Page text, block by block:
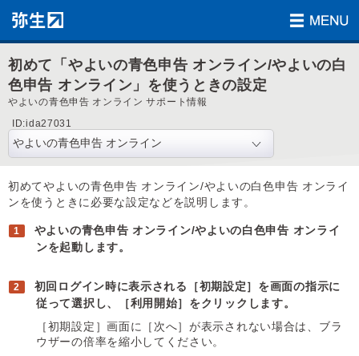
初めて「やよいの青色申告 オンライン/やよいの白
色申告 オンライン」を使うときの設定
やよいの青色申告 オンライン サポート情報
ID:ida27031
初めてやよいの青色申告 オンライン/やよいの白色申告 オンライ
ンを使うときに必要な設定などを説明します。
やよいの青色申告 オンライン/やよいの白色申告 オンライ
ンを起動します。
初回ログイン時に表示される［初期設定］を画面の指示に
従って選択し、［利用開始］をクリックします。
［初期設定］画面に［次へ］が表示されない場合は、ブラ
ウザーの倍率を縮小してください。